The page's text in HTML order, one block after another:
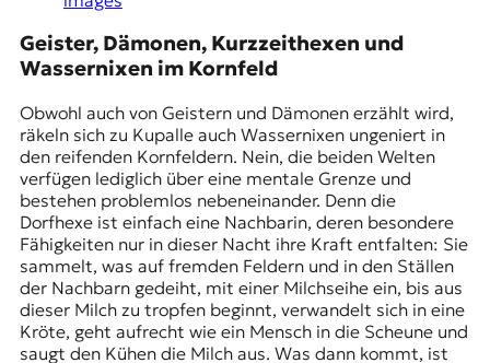
Geister, Dämonen, Kurzzeithexen und
Wassernixen im Kornfeld
Obwohl auch von Geistern und Dämonen erzählt wird,
räkeln sich zu Kupalle auch Wassernixen ungeniert in
den reifenden Kornfeldern. Nein, die beiden Welten
verfügen lediglich über eine mentale Grenze und
bestehen problemlos nebeneinander. Denn die
Dorfhexe ist einfach eine Nachbarin, deren besondere
Fähigkeiten nur in dieser Nacht ihre Kraft entfalten: Sie
sammelt, was auf fremden Feldern und in den Ställen
der Nachbarn gedeiht, mit einer Milchseihe ein, bis aus
dieser Milch zu tropfen beginnt, verwandelt sich in eine
Kröte, geht aufrecht wie ein Mensch in die Scheune und
saugt den Kühen die Milch aus. Was dann kommt, ist